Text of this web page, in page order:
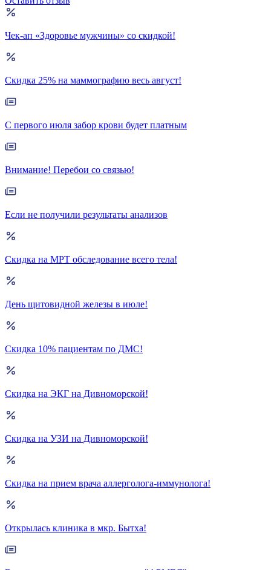
Чек-ап «Здоровье мужчины» со скидкой!
Скидка 25% на маммографию весь август!
С первого июля забор крови будет платным
Внимание! Перебои со связью!
Если не получили результаты анализов
Скидка на МРТ обследование всего тела!
День щитовидной железы в июле!
Скидка 10% пациентам по ДМС!
Скидка на ЭКГ на Дивноморской!
Скидка на УЗИ на Дивноморской!
Скидка на прием врача аллерголога-иммунолога!
Открылась клиника в мкр. Бытха!